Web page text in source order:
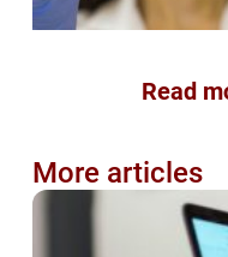
Read
More articles